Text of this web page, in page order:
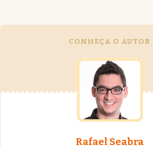
CONHEÇA O AUTOR
Rafael Seabra